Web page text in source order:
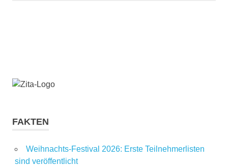
FAKTEN
Weihnachts-Festival 2026: Erste Teilnehmerlisten
sind veröffentlicht